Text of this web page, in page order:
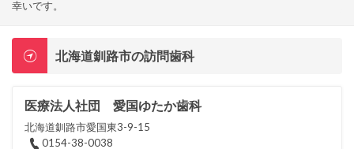
幸いです。
北海道釧路市の訪問歯科
医療法人社団 愛国ゆたか歯科
北海道釧路市愛国東3-9-15
0154-38-0038